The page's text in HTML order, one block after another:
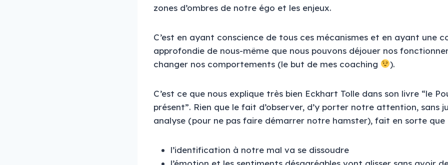
zones d’ombres de notre égo et les enjeux.
C’est en ayant conscience de tous ces mécanismes et en ayant une
approfondie de nous-même que nous pouvons déjouer nos
changer nos comportements (le but de mes coaching
).
C’est ce que nous explique très bien Eckhart Tolle dans son livre “le
présent”. Rien que le fait d’observer, d’y porter notre attention, sans
analyse (pour ne pas faire démarrer notre hamster), fait en sorte que
l’identification à notre mal va se dissoudre